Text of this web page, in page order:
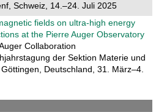
Schweiz, 14.–24. Juli 2025
fields on ultra-high energy
at the Pierre Auger Observatory
Collaboration
der Sektion Materie und
Deutschland, 31. März–4.